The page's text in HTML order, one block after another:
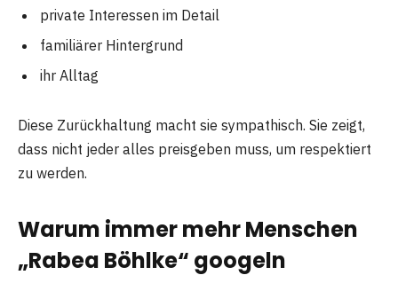
private Interessen im Detail
familiärer Hintergrund
ihr Alltag
Diese Zurückhaltung macht sie sympathisch. Sie zeigt,
dass nicht jeder alles preisgeben muss, um respektiert
zu werden.
Warum immer mehr Menschen
„Rabea Böhlke“ googeln